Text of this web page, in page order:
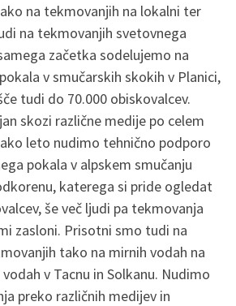
na tekmovanjih na lokalni ter
na tekmovanjih svetovnega
začetka sodelujemo na
v smučarskih skokih v Planici,
tudi do 70.000 obiskovalcev.
skozi različne medije po celem
leto nudimo tehnično podporo
pokala v alpskem smučanju
katerega si pride ogledat
še več ljudi pa tekmovanja
zasloni. Prisotni smo tudi na
tako na mirnih vodah na
v Tacnu in Solkanu. Nudimo
preko različnih medijev in